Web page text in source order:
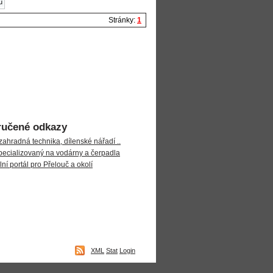
Stránky: 1
odkazy
technika, dílenské nářadí ..
na vodárny a čerpadla
portál pro Přelouč a okolí
XML Stat Login